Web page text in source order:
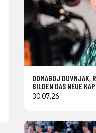
DOMAGOJ DUVNJAK,
BILDEN DAS NEUE
30.07.26